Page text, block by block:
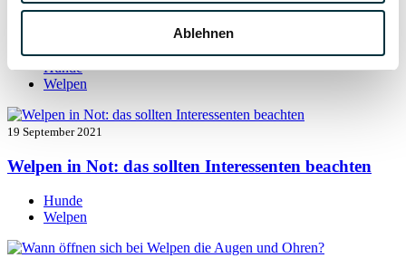
Ablehnen
Welpen entwurmen: das müssen Sie wissen
Hunde
Welpen
19 September 2021
Welpen in Not: das sollten Interessenten beachten
Hunde
Welpen